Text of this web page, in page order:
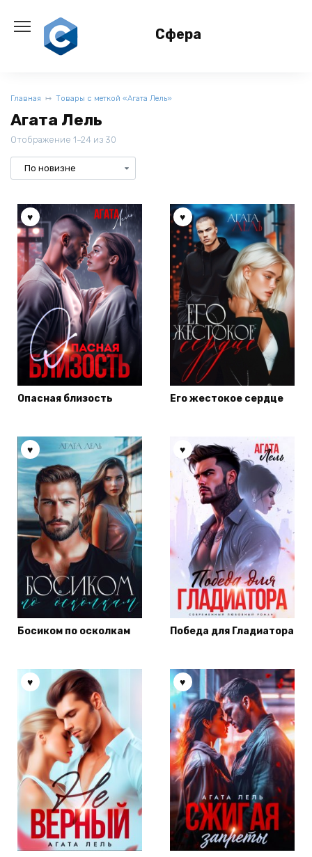
содержанию
Сфера
Главная Товары с меткой «Агата Лель»
Агата Лель
Отображение 1–24 из 30
Опасная близость Его жестокое сердце
Босиком по осколкам Победа для Гладиатора